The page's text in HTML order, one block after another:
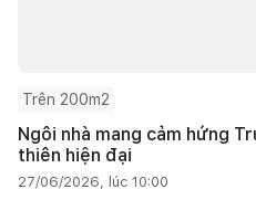
Trên 200m2
Ngôi nhà mang cảm hứng
thiên hiện đại
27/06/2026, lúc 10:00